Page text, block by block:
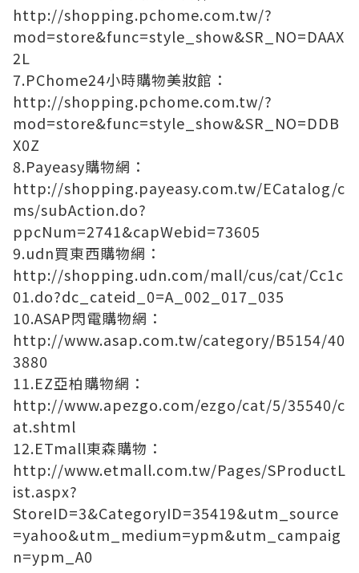
http://shopping.pchome.com.tw/?
mod=store&func=style_show&SR_NO=DAAX
2L
7.PChome24小時購物美妝館：
http://shopping.pchome.com.tw/?
mod=store&func=style_show&SR_NO=DDB
X0Z
8.Payeasy購物網：
http://shopping.payeasy.com.tw/ECatalog/c
ms/subAction.do?
ppcNum=2741&capWebid=73605
9.udn買東西購物網：
http://shopping.udn.com/mall/cus/cat/Cc1c
01.do?dc_cateid_0=A_002_017_035
10.ASAP閃電購物網：
http://www.asap.com.tw/category/B5154/40
3880
11.EZ亞柏購物網：
http://www.apezgo.com/ezgo/cat/5/35540/c
at.shtml
12.ETmall東森購物：
http://www.etmall.com.tw/Pages/SProductL
ist.aspx?
StoreID=3&CategoryID=35419&utm_source
=yahoo&utm_medium=ypm&utm_campaig
n=ypm_A0